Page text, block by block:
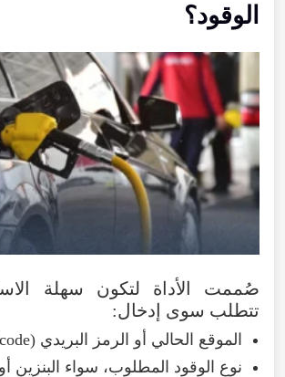
الوقود؟
صُممت الأداة لتكون سهلة
تتطلب سوى إدخال:
الموقع الحالي أو الرمز البريدي (
نوع الوقود المطلوب، سواء البنزين أو